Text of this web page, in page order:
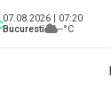
07.08.2026 | 07:20
Bucuresti
--°C